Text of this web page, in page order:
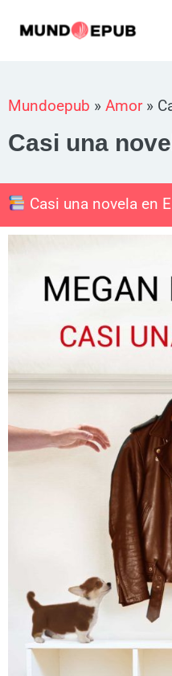
Mundoepub » Amor»
Casi una
Casi una novela en